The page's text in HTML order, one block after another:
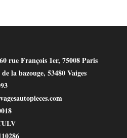
être
du
produit
rue François 1er, 75008 Paris
la bazouge, 53480 Vaiges